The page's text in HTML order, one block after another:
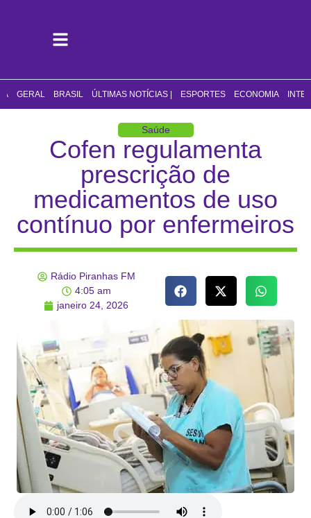
GERAL BRASIL ÚLTIMAS NOTÍCIAS | ESPORTES ECONOMIA
Saúde
Cofen regulamenta
prescrição de
medicamentos de uso
contínuo por enfermeiros
Rádio Piranhas FM
4:05 am
janeiro 24, 2026